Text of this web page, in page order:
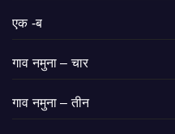
एक -ब
गाव नमुना – चार
गाव नमुना – तीन